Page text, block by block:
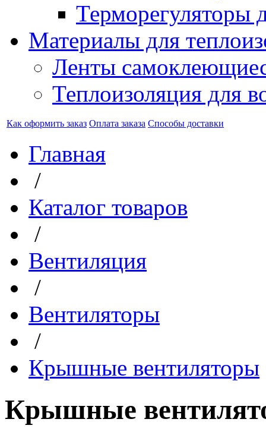
Терморегуляторы
Материалы для
Ленты
Теплоизоляция для
Как оформить заказ Оплата заказа Способы доставки
Главная
/
Каталог товаров
/
Вентиляция
/
Вентиляторы
/
Крышные вентиляторы
Крышные